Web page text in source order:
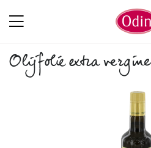
Olijfolie extra vergine